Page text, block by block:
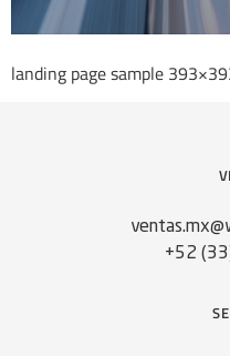
landing page sample
+52